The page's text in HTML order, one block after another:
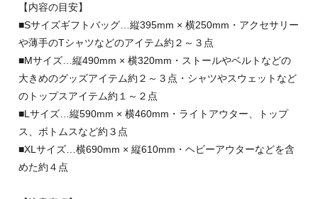
【内容の目安】
■Sサイズギフトバッグ…縦395mm × 横250mm・アクセサリー
や薄手のTシャツなどのアイテム約２～３点
■Mサイズ…縦490mm × 横320mm・ストールやベルトなどの
大きめのグッズアイテム約２～３点・シャツやスウェットなど
のトップスアイテム約１～２点
■Lサイズ…縦590mm × 横460mm・ライトアウター、トップ
ス、ボトムスなど約３点
■XLサイズ…横690mm × 縦610mm・ヘビーアウターなどを含
めた約４点